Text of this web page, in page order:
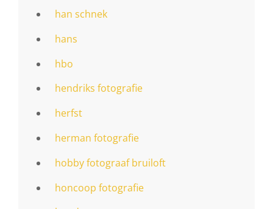
han schnek
hans
hbo
hendriks fotografie
herfst
herman fotografie
hobby fotograaf bruiloft
honcoop fotografie